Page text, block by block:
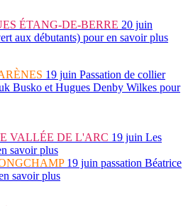
ÉTANG-DE-BERRE 20 juin
aux débutants) pour en savoir plus
19 juin Passation de collier
Busko et Hugues Denby Wilkes pour
VALLÉE DE L'ARC 19 juin Les
savoir plus
19 juin passation Béatrice
savoir plus